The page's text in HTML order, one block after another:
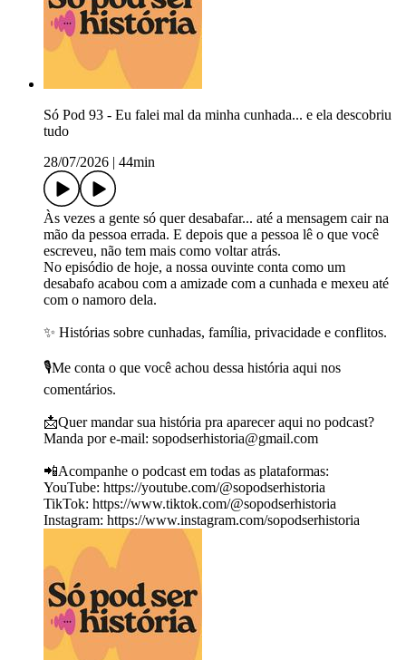
Só Pod 93 - Eu falei mal da minha cunhada... e ela descobriu
tudo
28/07/2026
44min
Às vezes a gente só quer desabafar... até a mensagem cair na
mão da pessoa errada. E depois que a pessoa lê o que você
escreveu, não tem mais como voltar atrás.
No episódio de hoje, a nossa ouvinte conta como um
desabafo acabou com a amizade com a cunhada e mexeu até
com o namoro dela.
✨ Histórias sobre cunhadas, família, privacidade e conflitos.
🎙️Me conta o que você achou dessa história aqui nos
comentários.
📩Quer mandar sua história pra aparecer aqui no podcast?
Manda por e-mail: ⁠⁠⁠⁠⁠⁠⁠⁠⁠⁠⁠⁠⁠⁠sopodserhistoria@gmail.com⁠⁠⁠⁠⁠⁠⁠⁠⁠⁠⁠⁠⁠⁠
📲Acompanhe o podcast em todas as plataformas:
YouTube: https://youtube.com/@sopodserhistoria
TikTok: ⁠https://www.tiktok.com/@sopodserhistoria⁠
Instagram: https://www.instagram.com/sopodserhistoria